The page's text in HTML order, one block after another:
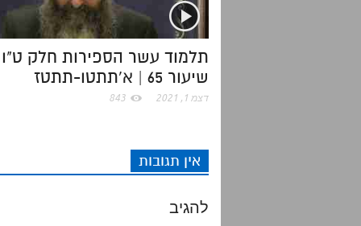
k
תלמוד עשר הספירות חלק
שיעור 65 | א'תתטו-תתטז
דצמ 1, 2021 843
אין תגובות
להגיב